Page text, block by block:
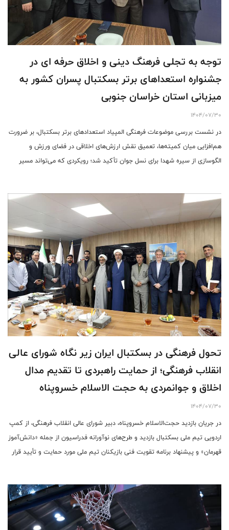
توجه به تجلی فرهنگ دینی و اخلاق حرفه ای در
جشنواره استعداهای برتر بسکتبال پسران کشور به
میزبانی استان خراسان جنوبی
1404/07/30
در نشست بررسی موضوعات فرهنگی المپیاد استعدادهای برتر بسکتبال، بر ضرورت
هم‌افزایی میان کمیته‌ها، تعمیق نقش ارزش‌های اخلاقی در فضای ورزش و
الگوسازی از سیره شهدا برای نسل جوان تأکید شد؛ رویکردی که می‌تواند مسیر
تحول فرهنگی در بسکتبال ایران زیر نگاه شورای عالی
انقلاب فرهنگی؛ از حمایت راهبردی تا تقدیم مدال
اخلاق و جوانمردی به حجت الاسلام خسروپناه
1404/07/30
در جریان بازدید حجت‌الاسلام خسروپناه، دبیر شورای عالی انقلاب فرهنگی، از کمپ
اردویی تیم ملی بسکتبال بازدید و طرح‌های نوآورانه فدراسیون از جمله «دانش‌آموز
قهرمان» و پیشنهاد برنامه تقویت فنی بازیکنان تیم ملی مورد حمایت و تأیید قرار